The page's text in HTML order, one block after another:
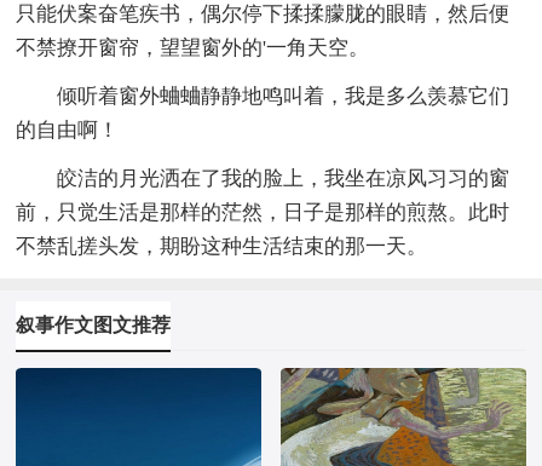
只能伏案奋笔疾书，偶尔停下揉揉朦胧的眼睛，然后便
不禁撩开窗帘，望望窗外的'一角天空。
倾听着窗外蛐蛐静静地鸣叫着，我是多么羡慕它们
的自由啊！
皎洁的月光洒在了我的脸上，我坐在凉风习习的窗
前，只觉生活是那样的茫然，日子是那样的煎熬。此时
不禁乱搓头发，期盼这种生活结束的那一天。
叙事作文图文推荐